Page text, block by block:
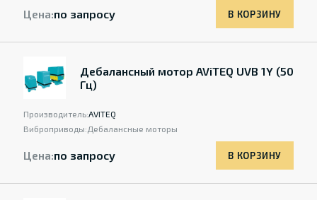
Цена:по запросу В КОРЗИНУ
Дебалансный мотор AViTEQ UVB 1Y (50
Гц)
Производитель:AVITEQ
Виброприводы: Дебалансные моторы
Цена:по запросу В КОРЗИНУ